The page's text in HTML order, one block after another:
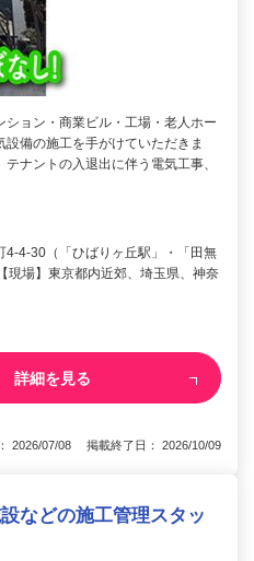
ション・商業ビル・工場・老人ホー
備の施工を手がけていただきま
ナントの入退出に伴う電気工事、
4-4-30（「ひばりヶ丘駅」・「田無
現場】東京都内近郊、埼玉県、神奈
詳細を見る
2026/07/08 掲載終了日： 2026/10/09
などの施工管理スタッ